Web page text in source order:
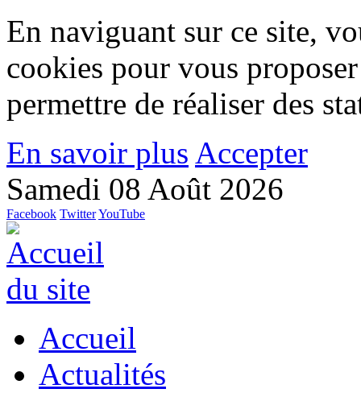
En naviguant sur ce site,
cookies pour vous
permettre de réaliser des
En savoir plus Accepter
Samedi 08 Août 2026
Facebook TwitterYouTube
Accueil
Actualités